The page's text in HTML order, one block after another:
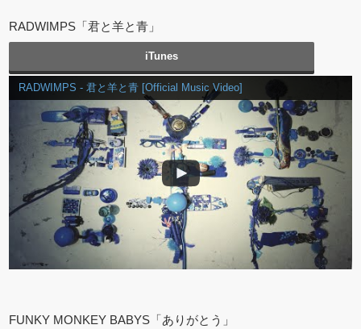
RADWIMPS「君と羊と青」
iTunes
RADWIMPS - 君と羊と青 [Official Music Video]
FUNKY MONKEY BABYS「ありがとう」